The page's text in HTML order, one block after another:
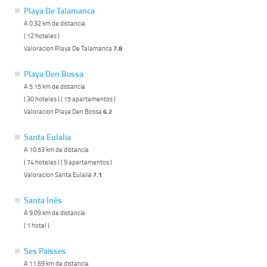
Playa De Talamanca
A 0.32 km de distancia
( 12 hoteles )
Valoracion Playa De Talamanca7.8
Playa Den Bossa
A 5.15 km de distancia
( 30 hoteles ) ( 15 apartamentos )
Valoracion Playa Den Bossa6.2
Santa Eulalia
A 10.53 km de distancia
( 74 hoteles ) ( 9 apartamentos )
Valoracion Santa Eulalia7.1
Santa Inés
A 9.09 km de distancia
( 1 hotel )
Ses Paisses
A 11.69 km de distancia